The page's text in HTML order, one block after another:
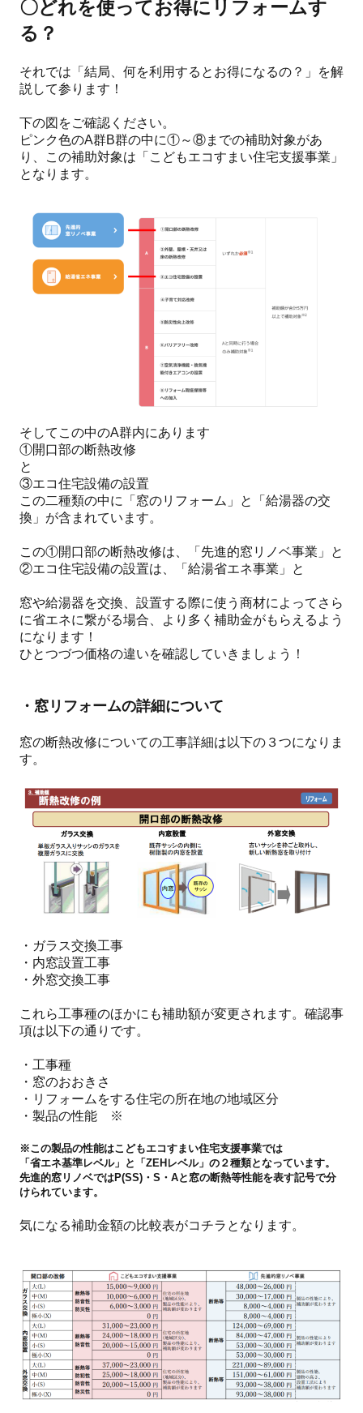
〇どれを使ってお得にリフォームす
る？
それでは「結局、何を利用するとお得になるの？」を解
説して参ります！
下の図をご確認ください。
ピンク色のA群B群の中に①～⑧までの補助対象があ
り、この補助対象は「こどもエコすまい住宅支援事業」
となります。
そしてこの中のA群内にあります
①開口部の断熱改修
と
③エコ住宅設備の設置
この二種類の中に「窓のリフォーム」と「給湯器の交
換」が含まれています。
この①開口部の断熱改修は、「先進的窓リノベ事業」と
②エコ住宅設備の設置は、「給湯省エネ事業」と
窓や給湯器を交換、設置する際に使う商材によってさら
に省エネに繋がる場合、より多く補助金がもらえるよう
になります！
ひとつづつ価格の違いを確認していきましょう！
・窓リフォームの詳細について
窓の断熱改修についての工事詳細は以下の３つになりま
す。
・ガラス交換工事
・内窓設置工事
・外窓交換工事
これら工事種のほかにも補助額が変更されます。確認事
項は以下の通りです。
・工事種
・窓のおおきさ
・リフォームをする住宅の所在地の地域区分
・製品の性能 ※
※この製品の性能はこどもエコすまい住宅支援事業では
「省エネ基準レベル」と「ZEHレベル」の２種類となっています。
先進的窓リノベではP(SS)・S・Aと窓の断熱等性能を表す記号で分
けられています。
気になる補助金額の比較表がコチラとなります。